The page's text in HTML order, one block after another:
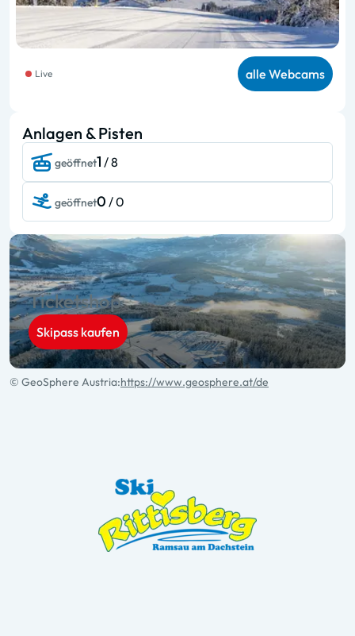
Live alle Webcams
Anlagen & Pisten
geöffnet1 / 8
geöffnet0 / 0
Ticketshop
Skipass kaufen
© GeoSphere Austria:https://www.geosphere.at/de